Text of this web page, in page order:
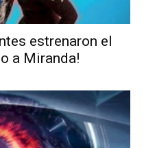
estrenaron el
a Miranda!